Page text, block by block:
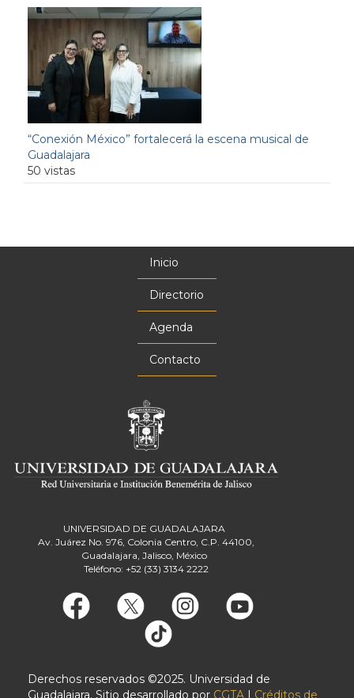
“Conexión México” fortalecerá la escena musical de
Guadalajara
50 vistas
Inicio
Directorio
Agenda
Contacto
UNIVERSIDAD DE GUADALAJARA
Av. Juárez No. 976, Colonia Centro, C.P. 44100,
Guadalajara, Jalisco, México
Teléfono: +52 (33) 3134 2222
Derechos reservados ©2025. Universidad de
Guadalajara. Sitio desarrollado por CGTA | Créditos de